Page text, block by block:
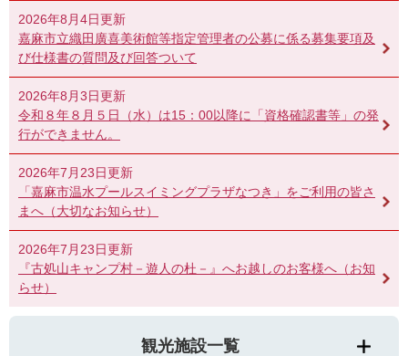
2026年8月4日更新
嘉麻市立織田廣喜美術館等指定管理者の公募に係る募集要項及
び仕様書の質問及び回答ついて
2026年8月3日更新
令和８年８月５日（水）は15：00以降に「資格確認書等」の発
行ができません。
2026年7月23日更新
「嘉麻市温水プールスイミングプラザなつき」をご利用の皆さ
まへ（大切なお知らせ）
2026年7月23日更新
『古処山キャンプ村－遊人の杜－』へお越しのお客様へ（お知
らせ）
観光施設一覧